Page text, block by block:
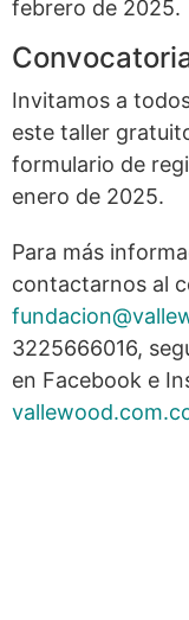
febrero de 2025.
Invitamos a
este taller
formulario de
enero de 2025.
Para más
contactarnos al
3225666016,
en Facebook e